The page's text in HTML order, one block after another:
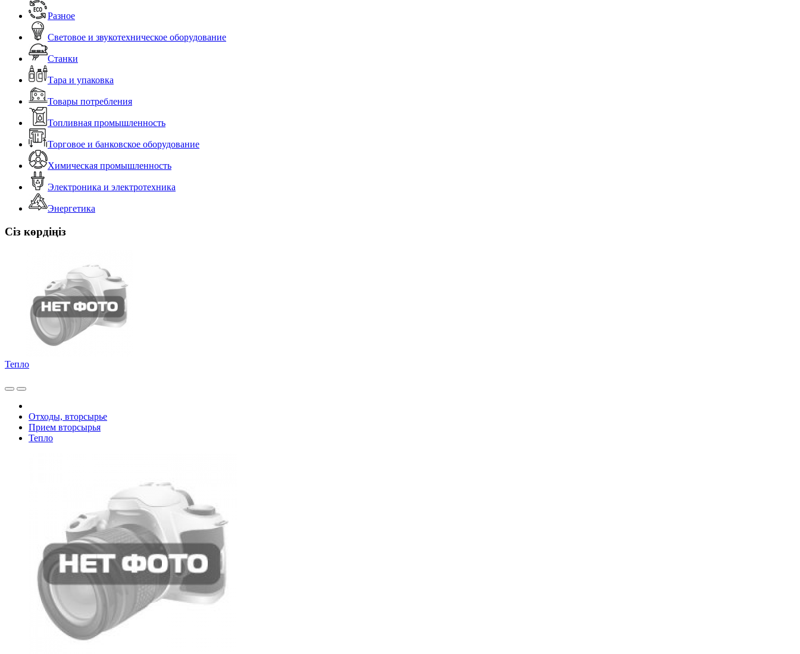
Разное
Световое и звукотехническое оборудование
Станки
Тара и упаковка
Товары потребления
Топливная промышленность
Торговое и банковское оборудование
Химическая промышленность
Электроника и электротехника
Энергетика
Сіз көрдіңіз
Тепло
Отходы, вторсырье
Прием вторсырья
Тепло